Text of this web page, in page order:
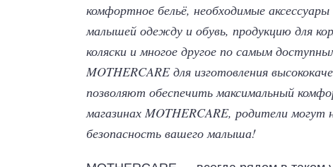
комфортное бельё, необходимые
малышей одежду и обувь, продукцию для
коляски и многое другое по самым
MOTHERCARE для изготовления
позволяют обеспечить максимальный
магазинах MOTHERCARE, родители могут
безопасность вашего малыша!